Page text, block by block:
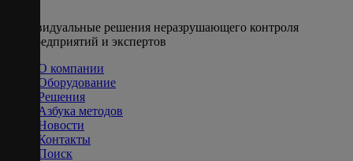
Индивидуальные решения неразрушающего контроля
для предприятий и экспертов
О компании
Оборудование
Решения
Азбука методов
Новости
Контакты
Поиск